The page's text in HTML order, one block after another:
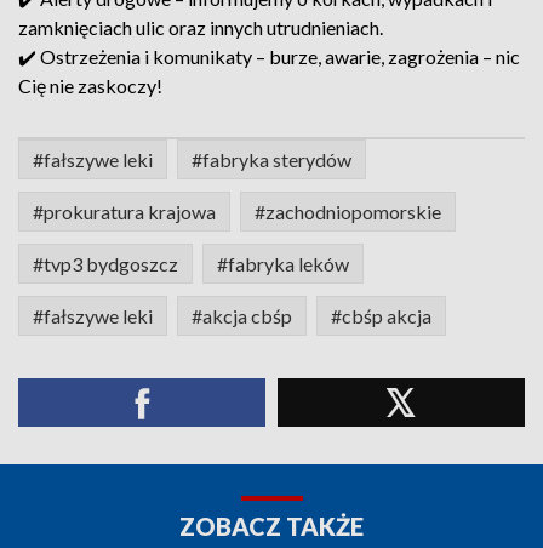
zamknięciach ulic oraz innych utrudnieniach.
✔️ Ostrzeżenia i komunikaty – burze, awarie, zagrożenia – nic
Cię nie zaskoczy!
#fałszywe leki #fabryka sterydów
#prokuratura krajowa #zachodniopomorskie
#tvp3 bydgoszcz #fabryka leków
#fałszywe leki #akcja cbśp #cbśp akcja
ZOBACZ TAKŻE